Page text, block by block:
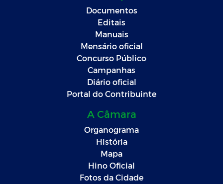
Documentos
Editais
Manuais
Mensário oficial
Concurso Público
Campanhas
Diário oficial
Portal do Contribuinte
A Câmara
Organograma
História
Mapa
Hino Oficial
Fotos da Cidade